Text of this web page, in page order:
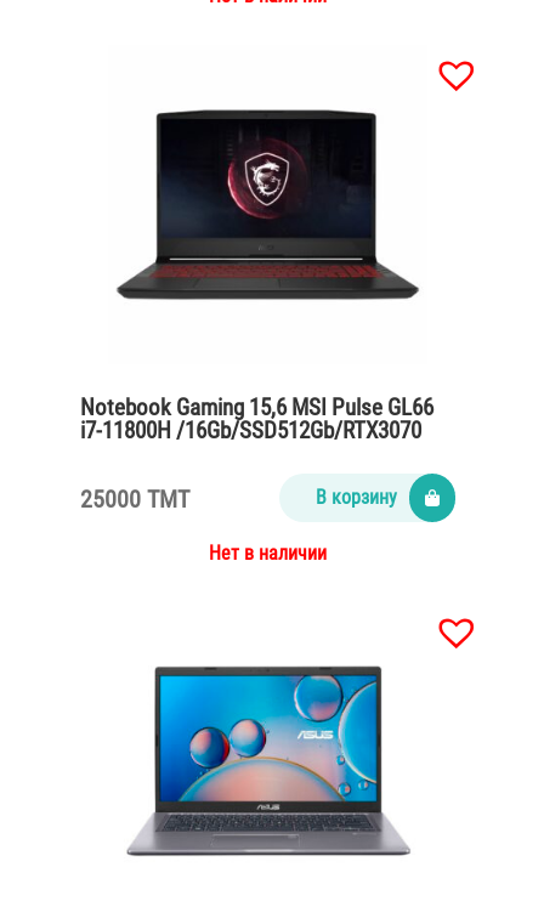
Notebook Gaming 15,6 MSI Pulse GL66
i7-11800H /16Gb/SSD512Gb/RTX3070
25000 TMT В корзину
Нет в наличии